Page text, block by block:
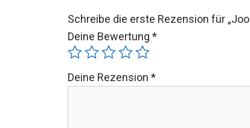
Schreibe die erste Rezension für
Deine Bewertung *
Deine Rezension *